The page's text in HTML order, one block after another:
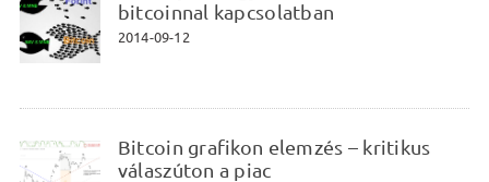
bitcoinnal kapcsolatban
2014-09-12
Bitcoin grafikon elemzés – kritikus
válaszúton a piac